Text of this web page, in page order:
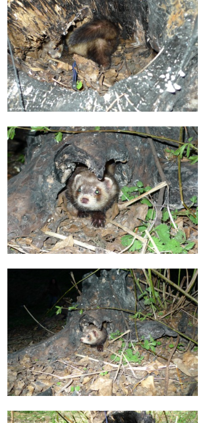
info@fretkyboleslav.cz
© 2026 eStránky.cz |RSS|WebSlice |Tisk|Aktualizováno: 1. 8. 2026
Nahoru ↑